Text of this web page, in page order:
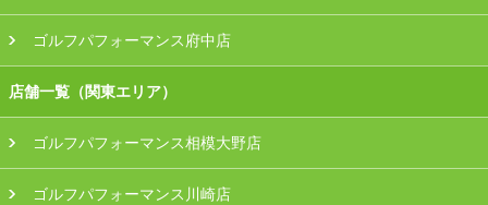
ゴルフパフォーマンス府中店
店舗一覧（関東エリア）
ゴルフパフォーマンス相模大野店
ゴルフパフォーマンス川崎店